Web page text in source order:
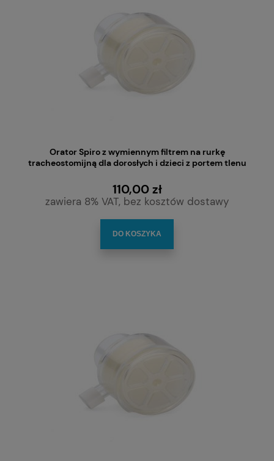
Orator Spiro z wymiennym filtrem na rurkę
tracheostomijną dla dorosłych i dzieci z portem tlenu
110,00 zł
zawiera 8% VAT, bez kosztów dostawy
DO KOSZYKA